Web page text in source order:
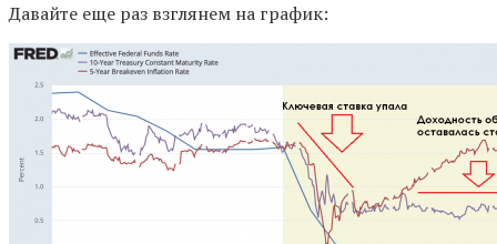
Давайте еще раз взглянем на график: